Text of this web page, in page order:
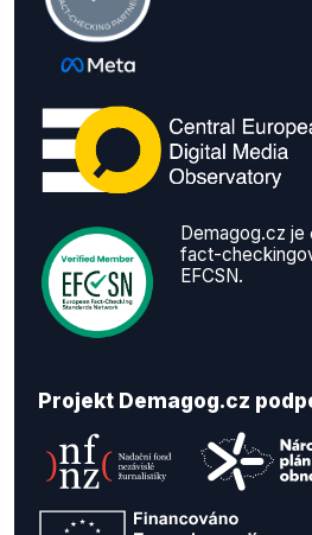
Demagog.cz
fact-
EFCSN.
Projekt Demagog.cz